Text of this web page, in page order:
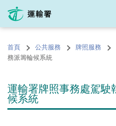
內
的
開
首頁 公共服務 牌照服務
務派籌輪候系統
運輸署牌照事務處駕駛
候系統